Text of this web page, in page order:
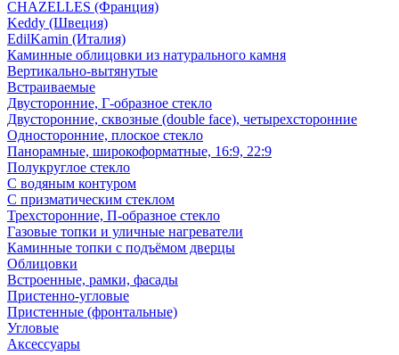
CHAZELLES (Франция)
Keddy (Швеция)
EdilKamin (Италия)
Каминные облицовки из натурального камня
Вертикально-вытянутые
Встраиваемые
Двусторонние, Г-образное стекло
Двусторонние, сквозные (double face), четырехсторонние
Односторонние, плоское стекло
Панорамные, широкоформатные, 16:9, 22:9
Полукруглое стекло
С водяным контуром
С призматическим стеклом
Трехсторонние, П-образное стекло
Газовые топки и уличные нагреватели
Каминные топки с подъёмом дверцы
Облицовки
Встроенные, рамки, фасады
Пристенно-угловые
Пристенные (фронтальные)
Угловые
Аксессуары